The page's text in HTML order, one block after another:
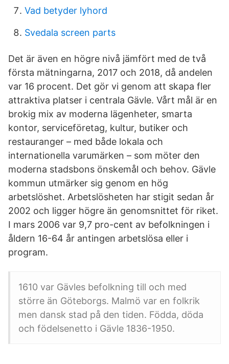
Vad betyder lyhord
Svedala screen parts
Det är även en högre nivå jämfört med de två
första mätningarna, 2017 och 2018, då andelen
var 16 procent. Det gör vi genom att skapa fler
attraktiva platser i centrala Gävle. Vårt mål är en
brokig mix av moderna lägenheter, smarta
kontor, serviceföretag, kultur, butiker och
restauranger – med både lokala och
internationella varumärken – som möter den
moderna stadsbons önskemål och behov. Gävle
kommun utmärker sig genom en hög
arbetslöshet. Arbetslösheten har stigit sedan år
2002 och ligger högre än genomsnittet för riket.
I mars 2006 var 9,7 pro-cent av befolkningen i
åldern 16-64 år antingen arbetslösa eller i
program.
1610 var Gävles befolkning till och med
större än Göteborgs. Malmö var en folkrik
men dansk stad på den tiden. Födda, döda
och födelsenetto i Gävle 1836-1950.